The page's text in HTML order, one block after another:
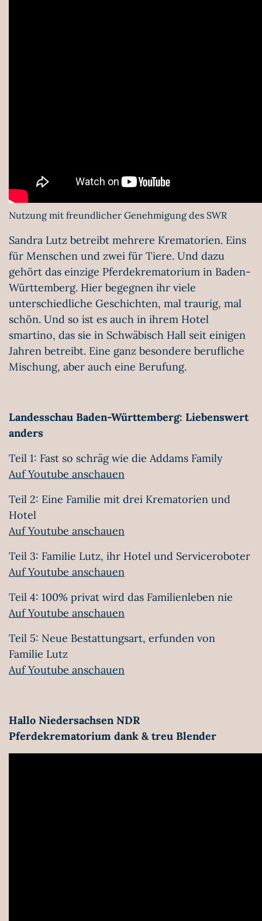
Nutzung mit freundlicher Genehmigung des SWR
Sandra Lutz betreibt mehrere Krematorien. Eins
für Menschen und zwei für Tiere. Und dazu
gehört das einzige Pferdekrematorium in Baden-
Württemberg. Hier begegnen ihr viele
unterschiedliche Geschichten, mal traurig, mal
schön. Und so ist es auch in ihrem Hotel
smartino, das sie in Schwäbisch Hall seit einigen
Jahren betreibt. Eine ganz besondere berufliche
Mischung, aber auch eine Berufung.
Landesschau Baden-Württemberg: Liebenswert
anders
Teil 1: Fast so schräg wie die Addams Family
Auf Youtube anschauen
Teil 2: Eine Familie mit drei Krematorien und
Hotel
Auf Youtube anschauen
Teil 3: Familie Lutz, ihr Hotel und Serviceroboter
Auf Youtube anschauen
Teil 4: 100% privat wird das Familienleben nie
Auf Youtube anschauen
Teil 5: Neue Bestattungsart, erfunden von
Familie Lutz
Auf Youtube anschauen
Hallo Niedersachsen NDR
Pferdekrematorium dank & treu Blender